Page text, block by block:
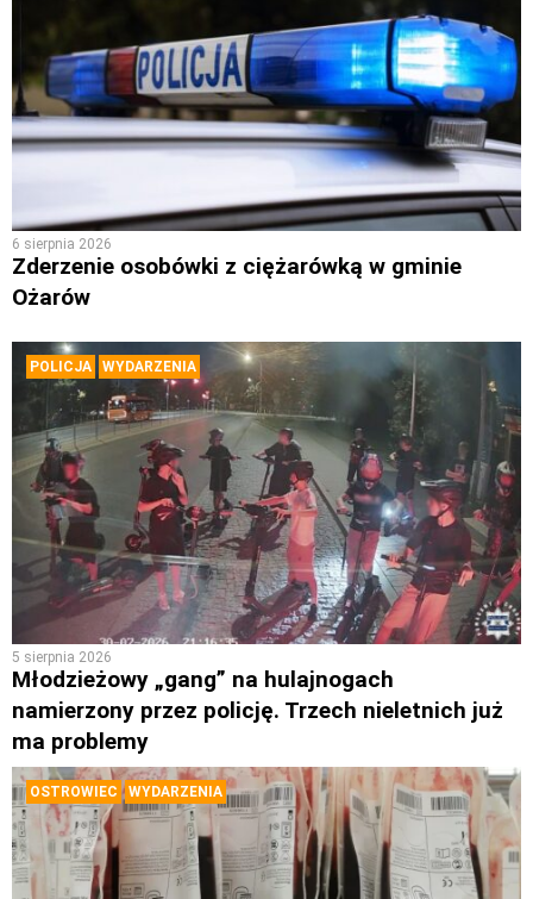
6 sierpnia 2026
Zderzenie osobówki z ciężarówką w gminie
Ożarów
POLICJA WYDARZENIA
5 sierpnia 2026
Młodzieżowy „gang” na hulajnogach
namierzony przez policję. Trzech nieletnich już
ma problemy
OSTROWIEC WYDARZENIA